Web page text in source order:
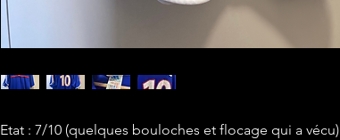
Etat : 7/10 (quelques bouloches et flocage qui a vécu)